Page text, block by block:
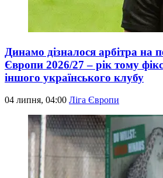
Динамо дізналося арбітра на
Європи 2026/27 – рік тому
іншого українського клубу
04 липня, 04:00 Ліга Європи